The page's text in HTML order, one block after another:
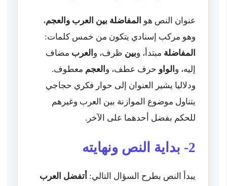
عنوان النص هو المفاضلة بين العرب والعجم،
وهو مركب إسنادي يتكون من خمس كلمات:
المفاضلة مبتدأ، وبين ظرف، و العرب مضاف
إليه، و الواو حرف عطف، و العجم معطوف.
ودلاليا يشير العنوان إلى حوار فكري حجاجي
يتناول موضوع الموازنة بين العرب وغيرهم
للحكم بفضل أحدهما على الآخر.
2- بداية النص ونهايته
يبدأ النص بطرح السؤال التالي: أتفضل العرب